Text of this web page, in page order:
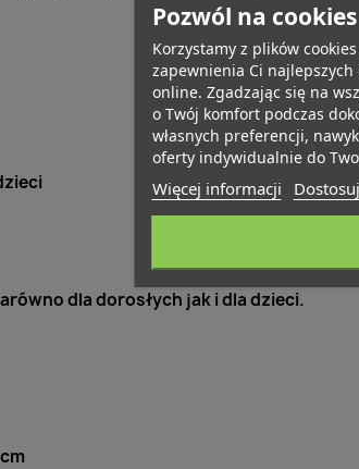
dla dorosłych jak i dla dzieci.
Pozwól na cookies
Korzystamy z plików
zapewnienia Ci
online. Zgadzając się na
o Twój komfort podczas
własnych preferencji,
oferty indywidualnie do
Więcej informacji